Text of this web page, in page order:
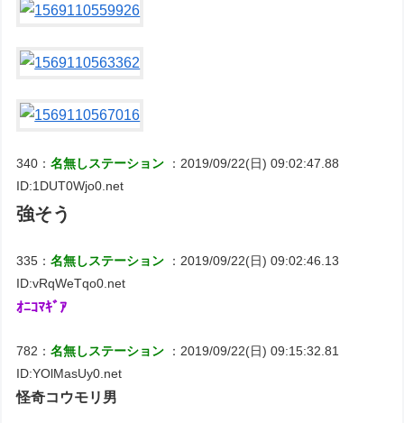
340：名無しステーション
：2019/09/22(日) 09:02:47.88
ID:1DUT0Wjo0.net
強そう
335：名無しステーション
：2019/09/22(日) 09:02:46.13
ID:vRqWeTqo0.net
ｵﾆｺﾏｷﾞｱ
782：名無しステーション
：2019/09/22(日) 09:15:32.81
ID:YOlMasUy0.net
怪奇コウモリ男